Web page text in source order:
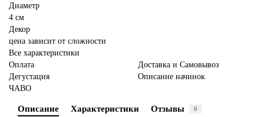
Диаметр
4 см
Декор
цена зависит от сложности
Все характеристики
Оплата
Доставка и Самовывоз
Дегустация
Описание начинок
ЧАВО
Описание Характеристики Отзывы 0